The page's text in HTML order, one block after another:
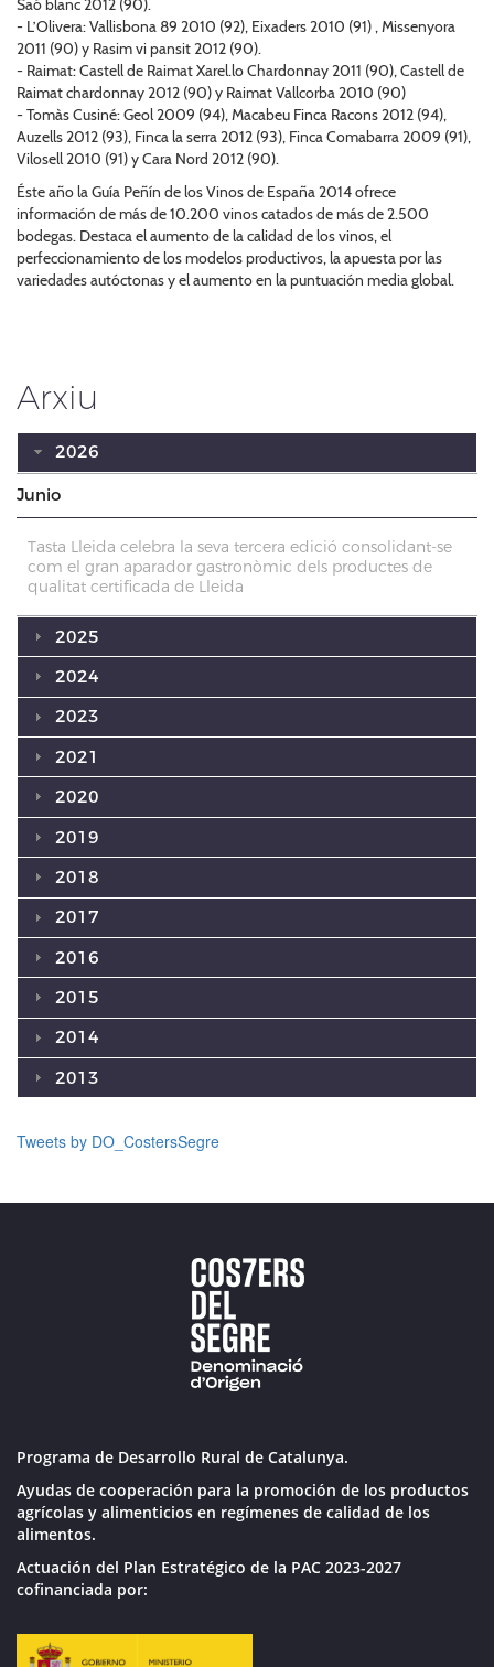
- L’Olivera: Vallisbona 89 2010 (92), Eixaders 2010 (91) , Missenyora
2011 (90) y Rasim vi pansit 2012 (90).
- Raimat: Castell de Raimat Xarel.lo Chardonnay 2011 (90), Castell de
Raimat chardonnay 2012 (90) y Raimat Vallcorba 2010 (90)
- Tomàs Cusiné: Geol 2009 (94), Macabeu Finca Racons 2012 (94),
Auzells 2012 (93), Finca la serra 2012 (93), Finca Comabarra 2009 (91),
Vilosell 2010 (91) y Cara Nord 2012 (90).
Éste año la Guía Peñín de los Vinos de España 2014 ofrece
información de más de 10.200 vinos catados de más de 2.500
bodegas. Destaca el aumento de la calidad de los vinos, el
perfeccionamiento de los modelos productivos, la apuesta por las
variedades autóctonas y el aumento en la puntuación media global.
Arxiu
2026
Junio
Tasta Lleida celebra la seva tercera edició consolidant-se
com el gran aparador gastronòmic dels productes de
qualitat certificada de Lleida
2025
2024
2023
2021
2020
2019
2018
2017
2016
2015
2014
2013
Tweets by DO_CostersSegre
Programa de Desarrollo Rural de Catalunya.
Ayudas de cooperación para la promoción de los productos
agrícolas y alimenticios en regímenes de calidad de los
alimentos.
Actuación del Plan Estratégico de la PAC 2023-2027
cofinanciada por: